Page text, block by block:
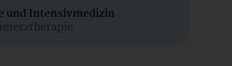
und Intensivmedizin